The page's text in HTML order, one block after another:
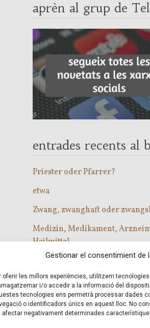
Gestionar el consentimient de
oferir les millors experiències, utilitzem
i/o accedir a la informació del
tecnologies ens permetrà processar dades
o identificadors únics en aquest lloc. No
afectar negativament determinades
aprèn al grup de
entrades recents al
Priester oder Pfarrer?
etwa
Zwang, zwanghaft oder
Medizin, Medikament,
Heilmittel
Com entrar a les classes